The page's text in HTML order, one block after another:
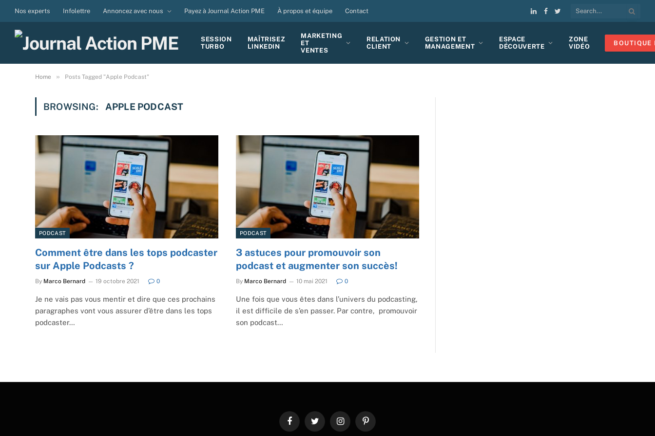
Nos experts Infolettre Annoncez avec nous Payez à Journal Action PME À propos et équipe Contact
LinkedIn
Facebook
Twitter
SESSION
TURBO
MAÎTRISEZ
LINKEDIN
MARKETING
ET
VENTES
RELATION
CLIENT
GESTION ET
MANAGEMENT
ESPACE
DÉCOUVERTE
ZONE
VIDÉO
BOUTIQUE
Home » Posts Tagged "Apple Podcast"
BROWSING: APPLE PODCAST
PODCAST
Comment être dans les tops podcaster
sur Apple Podcasts ?
By Marco Bernard 19 octobre 2021 0
Je ne vais pas vous mentir et dire que ces prochains
paragraphes vont vous assurer d’être dans les tops
podcaster…
PODCAST
3 astuces pour promouvoir son
podcast et augmenter son succès!
By Marco Bernard 10 mai 2021 0
Une fois que vous êtes dans l’univers du podcasting,
il est difficile de s’en passer. Par contre, promouvoir
son podcast…
FacebookTwitter InstagramPinterest